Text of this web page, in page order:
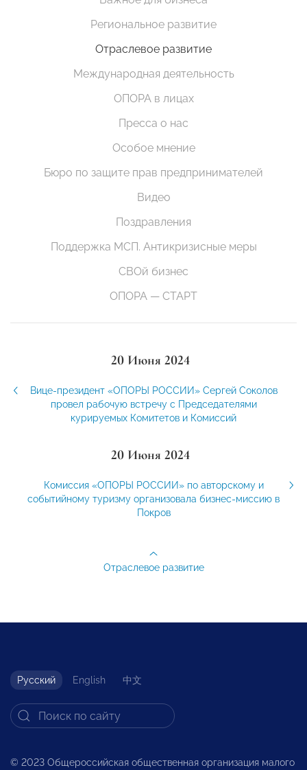
Региональное развитие
Отраслевое развитие
Международная деятельность
ОПОРА в лицах
Пресса о нас
Особое мнение
Бюро по защите прав предпринимателей
Видео
Поздравления
Поддержка МСП. Антикризисные меры
СВОй бизнес
ОПОРА — СТАРТ
20 Июня 2024
Вице-президент «ОПОРЫ РОССИИ» Сергей Соколов
провел рабочую встречу с Председателями
курируемых Комитетов и Комиссий
20 Июня 2024
Комиссия «ОПОРЫ РОССИИ» по авторскому и
событийному туризму организовала бизнес-миссию в
Покров
Отраслевое развитие
Русский English 中文
© 2023 Общероссийская общественная организация малого